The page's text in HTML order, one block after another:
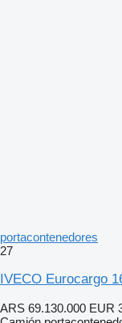
portacontenedores
27
IVECO Eurocargo
ARS 69.130.000 EUR